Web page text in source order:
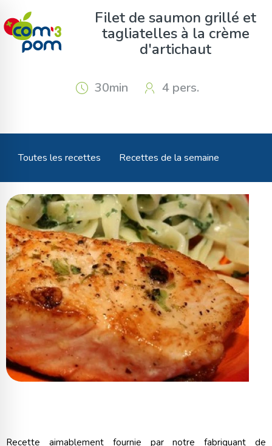
Filet de saumon grillé et
tagliatelles à la crème
d'artichaut
30min 4 pers.
Toutes les recettes Recettes de la semaine
Recette aimablement fournie par notre fabriquant de